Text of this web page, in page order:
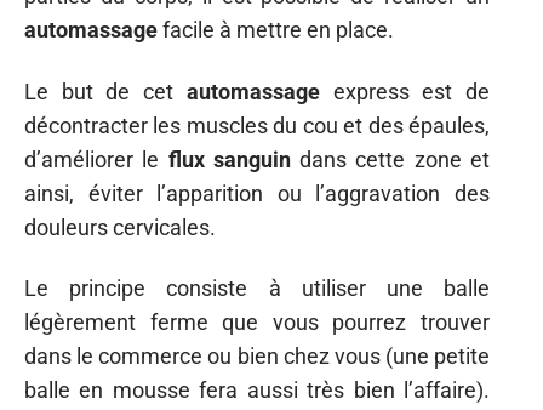
automassagefacile à mettre en place.
Le but de cet automassageexpress est de
décontracter les muscles du cou et des épaules,
d’améliorer le flux sanguindans cette zone et
ainsi, éviter l’apparition ou l’aggravation des
douleurs cervicales.
Le principe consiste à utiliser une balle
légèrement ferme que vous pourrez trouver
dans le commerce ou bien chez vous (une petite
balle en mousse fera aussi très bien l’affaire).